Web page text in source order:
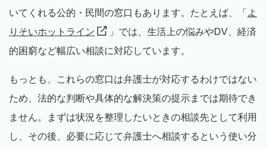
いてくれる公的・民間の窓口もあります。たとえば、「 よ
りそいホットライン
」では、生活上の悩みやDV、経済
的困窮など幅広い相談に対応しています。
もっとも、これらの窓口は弁護士が対応するわけではない
ため、法的な判断や具体的な解決策の提示までは期待でき
ません。まずは状況を整理したいときの相談先として利用
し、その後、必要に応じて弁護士へ相談するという使い分